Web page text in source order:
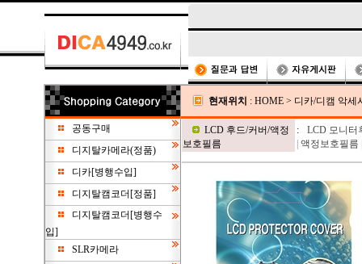
공동구매
디지탈카메라(정품)
디카[병행수입]
디지탈캠코더[정품]
디지탈캠코더[병행수
입]
SLR카메라
현재위치 : HOME > 디카/디캠 악세
LCD 후드/커버/액정
보호필름
:
LCD 모니터
액정보호필름